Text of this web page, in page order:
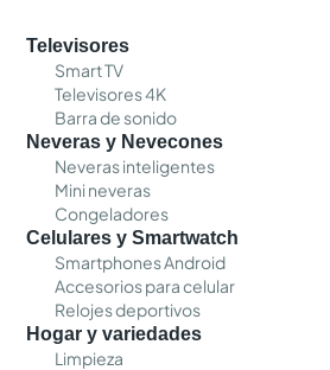
Televisores
Smart TV
Televisores 4K
Barra de sonido
Neveras y Nevecones
Neveras inteligentes
Mini neveras
Congeladores
Celulares y Smartwatch
Smartphones Android
Accesorios para celular
Relojes deportivos
Hogar y variedades
Limpieza